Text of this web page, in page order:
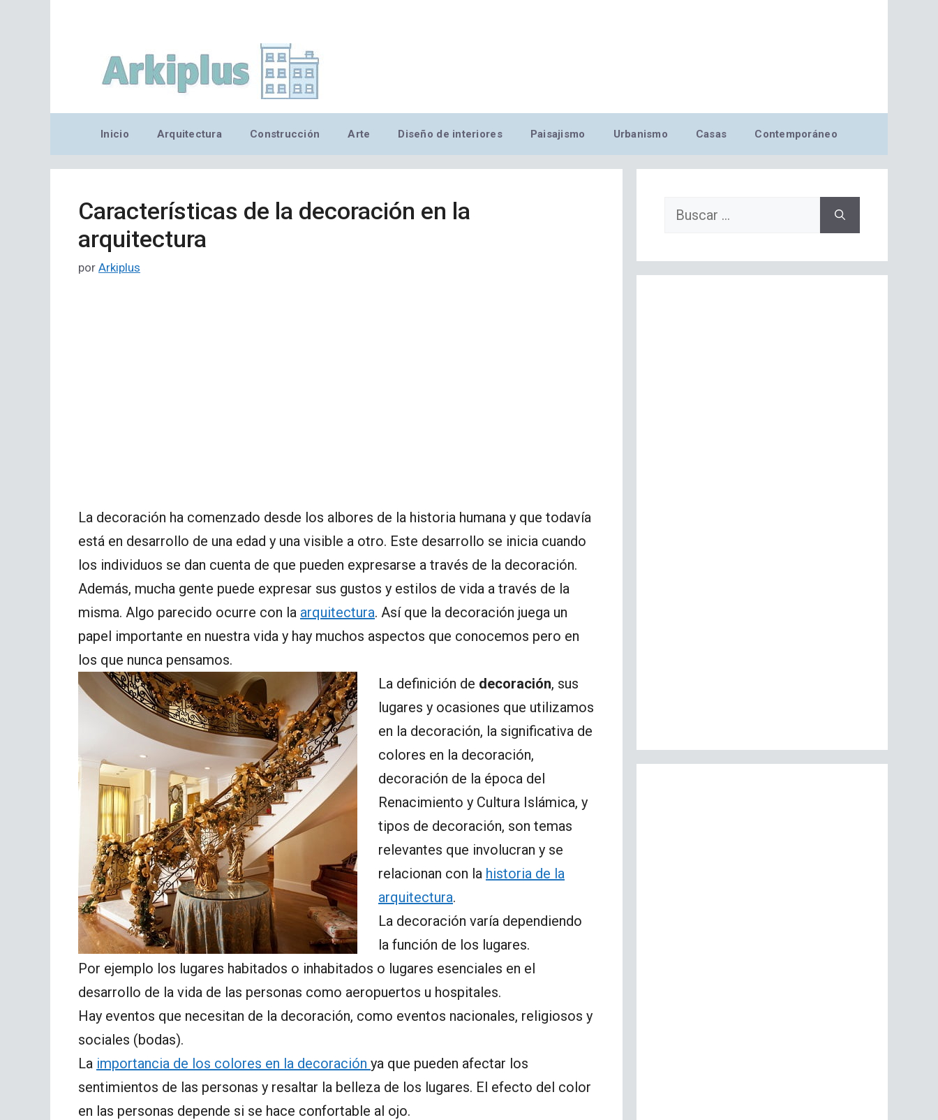
Inicio Arquitectura Construcción Arte Diseño de interiores Paisajismo Urbanismo Casas Contemporáneo
Características de la decoración en la
arquitectura
por Arkiplus
La decoración ha comenzado desde los albores de la historia humana y que todavía
está en desarrollo de una edad y una visible a otro. Este desarrollo se inicia cuando
los individuos se dan cuenta de que pueden expresarse a través de la decoración.
Además, mucha gente puede expresar sus gustos y estilos de vida a través de la
misma. Algo parecido ocurre con la arquitectura. Así que la decoración juega un
papel importante en nuestra vida y hay muchos aspectos que conocemos pero en
los que nunca pensamos.
La definición de decoración, sus
lugares y ocasiones que utilizamos
en la decoración, la significativa de
colores en la decoración,
decoración de la época del
Renacimiento y Cultura Islámica, y
tipos de decoración, son temas
relevantes que involucran y se
relacionan con la historia de la
arquitectura.
La decoración varía dependiendo
la función de los lugares.
Por ejemplo los lugares habitados o inhabitados o lugares esenciales en el
desarrollo de la vida de las personas como aeropuertos u hospitales.
Hay eventos que necesitan de la decoración, como eventos nacionales, religiosos y
sociales (bodas).
La importancia de los colores en la decoración ya que pueden afectar los
sentimientos de las personas y resaltar la belleza de los lugares. El efecto del color
en las personas depende si se hace confortable al ojo.
Buscar: